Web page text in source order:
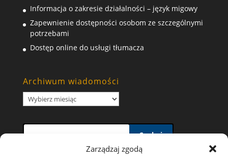
Zarządzaj zgodą
Informacja o zakresie działalności – język migowy
Zapewnienie dostępności osobom ze szczególnymi
potrzebami
Dostęp online do usługi tłumacza
Archiwum wiadomości
Archiwum
Szukaj